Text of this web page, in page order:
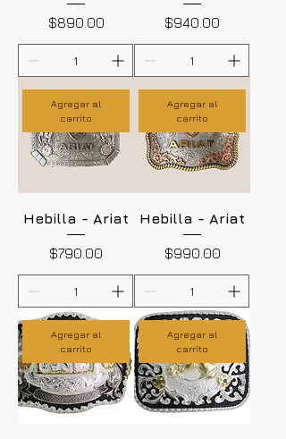
Precio
$890.00 Precio
$940.00
Agregar al
carrito
Hebilla - Ariat
Precio
$790.00
Agregar al
carrito
Hebilla - Ariat
Precio
$990.00
Agregar al
carrito
Agregar al
carrito